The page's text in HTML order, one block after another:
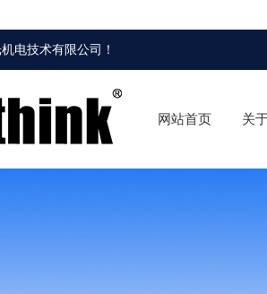
电技术有限公司 ！
网站首页 关